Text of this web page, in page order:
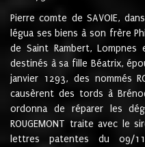
Pierre comte de SAVOIE,
légua ses biens à son frère
de Saint Rambert,
destinés à sa fille Béatrix,
janvier 1293, des nommés
causèrent des tords à
ordonna de réparer les
ROUGEMONT traite avec le
lettres patentes du 09/